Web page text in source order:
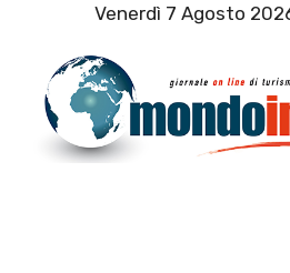
contenuto
Venerdì 7 Agosto